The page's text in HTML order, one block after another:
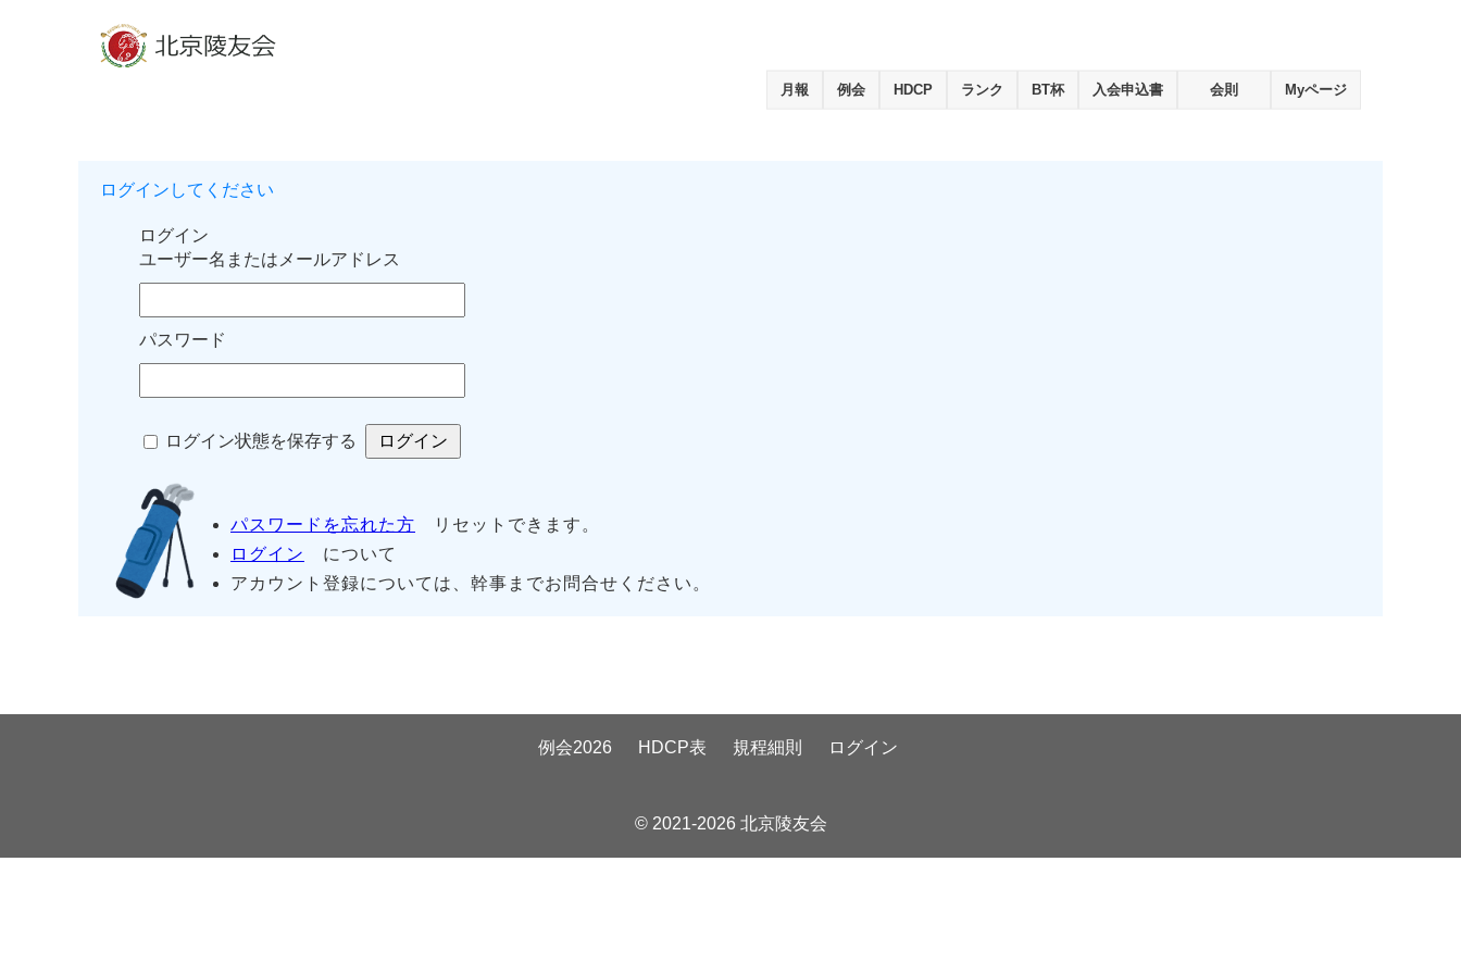
月報 例会 HDCP ランク BT杯 入会申込書 会則 Myページ
ログインしてください
ログイン
ユーザー名またはメールアドレス
パスワード
ログイン状態を保存する
パスワードを忘れた方 リセットできます。
ログイン
について
アカウント登録については、幹事までお問合せください。
例会2026 HDCP表 規程細則 ログイン
© 2021-2026 北京陵友会